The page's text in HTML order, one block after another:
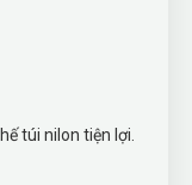
túi nilon tiện lợi.